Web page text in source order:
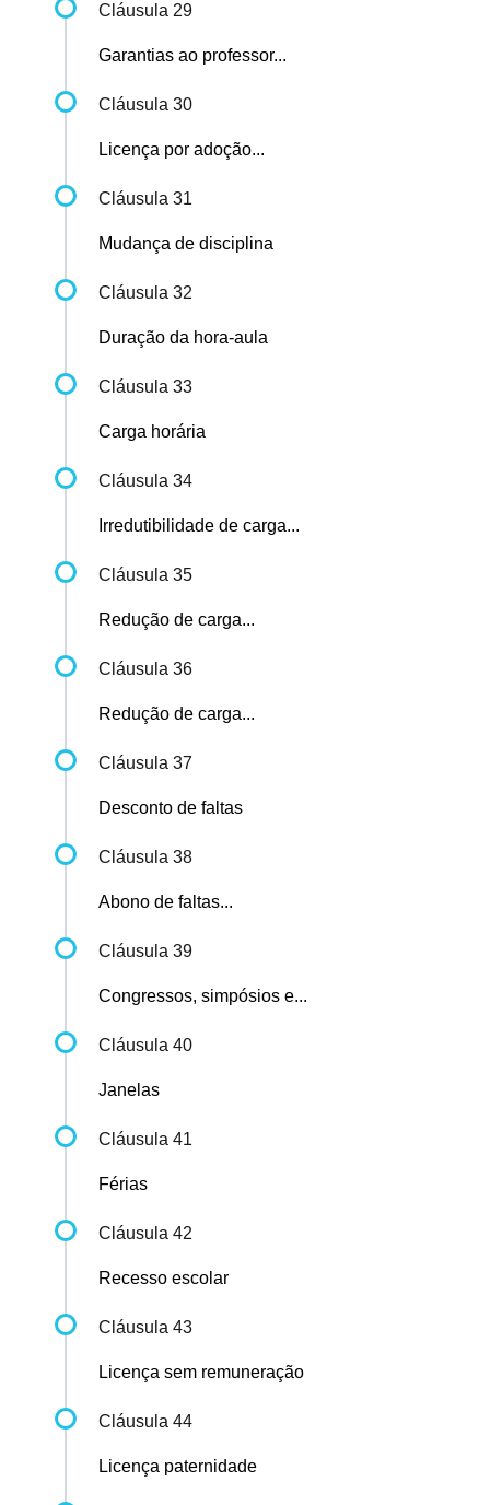
Cláusula 29
Garantias ao professor...
Cláusula 30
Licença por adoção...
Cláusula 31
Mudança de disciplina
Cláusula 32
Duração da hora-aula
Cláusula 33
Carga horária
Cláusula 34
Irredutibilidade de carga...
Cláusula 35
Redução de carga...
Cláusula 36
Redução de carga...
Cláusula 37
Desconto de faltas
Cláusula 38
Abono de faltas...
Cláusula 39
Congressos, simpósios e...
Cláusula 40
Janelas
Cláusula 41
Férias
Cláusula 42
Recesso escolar
Cláusula 43
Licença sem remuneração
Cláusula 44
Licença paternidade